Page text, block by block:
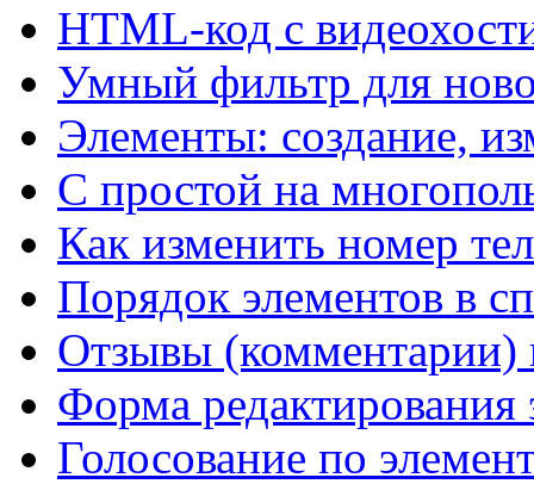
HTML-код с
Умный фильтр для
Элементы: создание,
С простой на
Как изменить номер
Порядок элементов в
Отзывы (комментарии)
Форма редактирования
Голосование по